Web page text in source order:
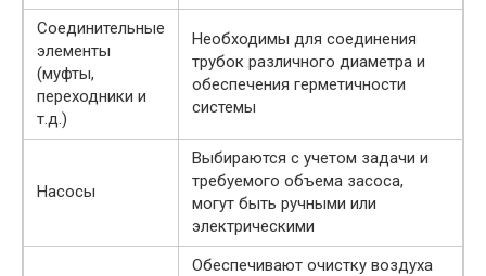
Соединительные
элементы
(муфты,
переходники и
т.д.)
Необходимы для соединения
трубок различного диаметра и
обеспечения герметичности
системы
Насосы
Выбираются с учетом задачи и
требуемого объема засоса,
могут быть ручными или
электрическими
Обеспечивают очистку воздуха